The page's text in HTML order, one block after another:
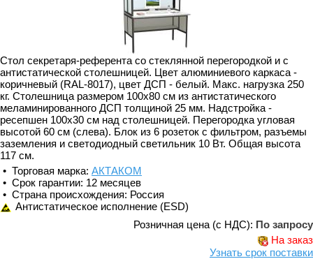
Стол секретаря-референта со стеклянной перегородкой и с
антистатической столешницей. Цвет алюминиевого каркаса -
коричневый (RAL-8017), цвет ДСП - белый. Макс. нагрузка 250
кг. Столешница размером 100х80 см из антистатического
меламинированного ДСП толщиной 25 мм. Надстройка -
ресепшен 100х30 см над столешницей. Перегородка угловая
высотой 60 см (слева). Блок из 6 розеток с фильтром, разъемы
заземления и светодиодный светильник 10 Вт. Общая высота
117 см.
• Торговая марка: АКТАКОМ
• Срок гарантии: 12 месяцев
• Страна происхождения: Россия
Антистатическое исполнение (ESD)
Розничная цена (с НДС): По запросу
На заказ
Узнать срок поставки